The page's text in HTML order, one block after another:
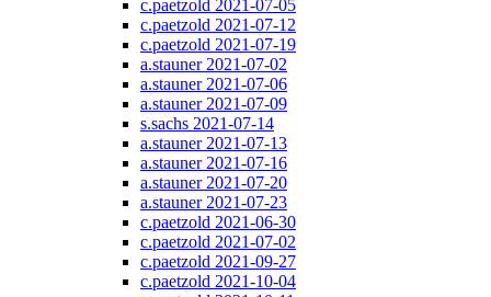
c.paetzold 2021-07-05
c.paetzold 2021-07-12
c.paetzold 2021-07-19
a.stauner 2021-07-02
a.stauner 2021-07-06
a.stauner 2021-07-09
s.sachs 2021-07-14
a.stauner 2021-07-13
a.stauner 2021-07-16
a.stauner 2021-07-20
a.stauner 2021-07-23
c.paetzold 2021-06-30
c.paetzold 2021-07-02
c.paetzold 2021-09-27
c.paetzold 2021-10-04